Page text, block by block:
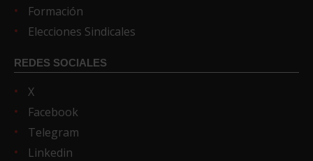
Formación
Elecciones Sindicales
REDES SOCIALES
X
Facebook
Telegram
Linkedin